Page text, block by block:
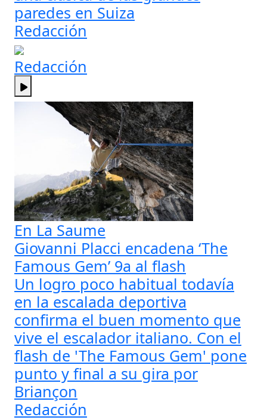
paredes en Suiza
Redacción
Redacción
En La Saume
Giovanni Placci encadena ‘The
Famous Gem’ 9a al flash
Un logro poco habitual todavía
en la escalada deportiva
confirma el buen momento que
vive el escalador italiano. Con el
flash de 'The Famous Gem' pone
punto y final a su gira por
Briançon
Redacción